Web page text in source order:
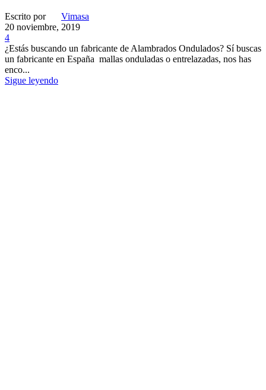
Escrito por
Vimasa
20 noviembre, 2019
4
¿Estás buscando un fabricante de Alambrados Ondulados? Sí buscas
un fabricante en España mallas onduladas o entrelazadas, nos has
enco...
Sigue leyendo